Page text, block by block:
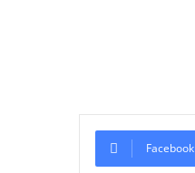
Facebook